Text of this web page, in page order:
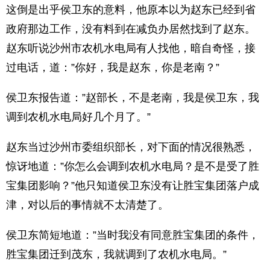
这倒是出乎侯卫东的意料，他原本以为赵东已经到省
政府那边工作，没有料到在减负办居然找到了赵东。
赵东听说沙州市农机水电局有人找他，暗自奇怪，接
过电话，道：”你好，我是赵东，你是老南？”
侯卫东报告道：”赵部长，不是老南，我是侯卫东，我
调到农机水电局好几个月了。”
赵东当过沙州市委组织部长，对下面的情况很熟悉，
惊讶地道：”你怎么会调到农机水电局？是不是受了胜
宝集团影响？”他只知道侯卫东没有让胜宝集团落户成
津，对以后的事情就不太清楚了。
侯卫东简短地道：”当时我没有同意胜宝集团的条件，
胜宝集团迁到茂东，我就调到了农机水电局。”